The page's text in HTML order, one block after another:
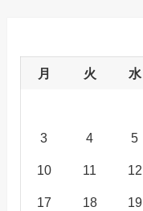
月 火 水
3 4 5
10 11 12
17 18 19